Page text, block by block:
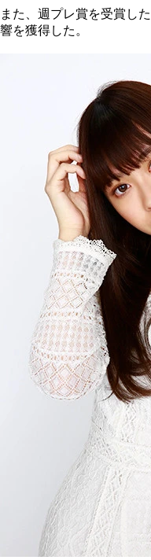
また、週プレ賞を受賞した
響を獲得した。